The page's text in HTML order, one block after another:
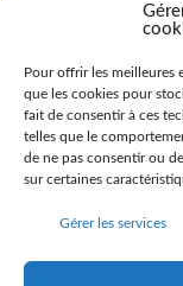
Pour offrir les meilleures
que les cookies pour
fait de consentir à ces
telles que le
de ne pas consentir ou
sur certaines
Gérer les services
J'accepte de
pris
La commune de
afin de vous
en savoir plus sur
et pour exercer